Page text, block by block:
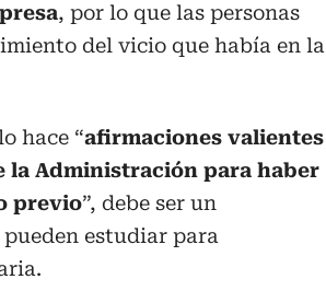
, por lo que las personas
del vicio que había en la
hace “afirmaciones valientes
la Administración para haber
previo”, debe ser un
estudiar para